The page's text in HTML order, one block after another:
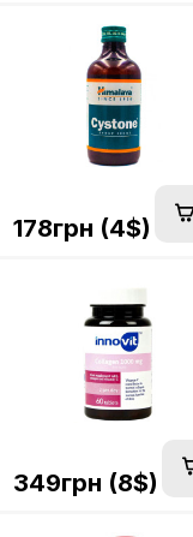
178грн (4$)
349грн (8$)